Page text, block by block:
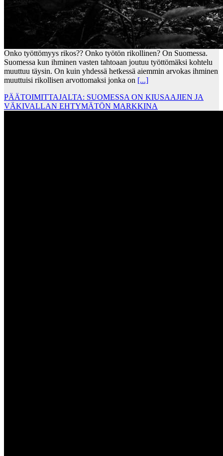
Onko työttömyys rikos?? Onko työtön rikollinen? On Suomessa.
Suomessa kun ihminen vasten tahtoaan joutuu työttömäksi kohtelu
muuttuu täysin. On kuin yhdessä hetkessä aiemmin arvokas ihminen
muuttuisi rikollisen arvottomaksi jonka on [...]
PÄÄTOIMITTAJALTA: SUOMESSA ON KIUSAAJIEN JA
VÄKIVALLAN EHTYMÄTÖN MARKKINA